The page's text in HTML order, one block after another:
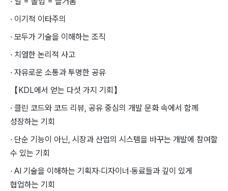
· 이기적 이타주의
· 모두가 기술을 이해하는 조직
· 치열한 논리적 사고
· 자유로운 소통과 투명한 공유
【KDL에서 얻는 다섯 가지 기회】
· 클린 코드와 코드 리뷰, 공유 중심의 개발 문화 속에서 함께
성장하는 기회
· 단순 기능이 아닌, 시장과 산업의 시스템을 바꾸는 개발에 참여할
수 있는 기회
· AI 기술을 이해하는 기획자·디자이너·동료들과 깊이 있게
협업하는 기회